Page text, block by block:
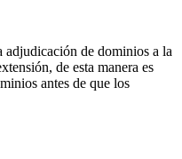
adjudicación de dominios a la
de esta manera es
antes de que los